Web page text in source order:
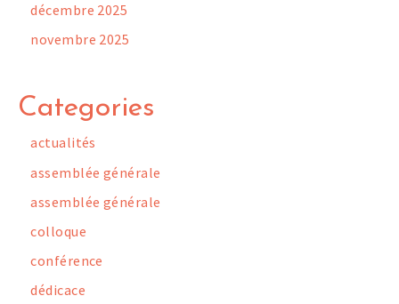
décembre 2025
novembre 2025
Categories
actualités
assemblée générale
assemblée générale
colloque
conférence
dédicace